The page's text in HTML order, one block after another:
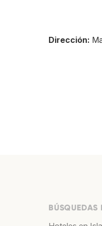
Dirección:
BÚSQUEDAS